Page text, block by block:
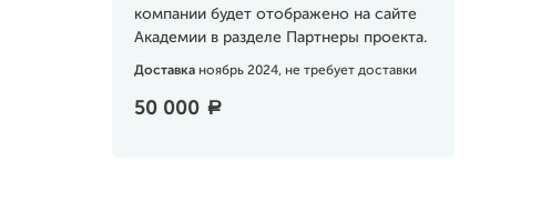
компании будет отображено на сайте
Академии в разделе Партнеры проекта.
Доставка ноябрь 2024, не требует доставки
50 000 a